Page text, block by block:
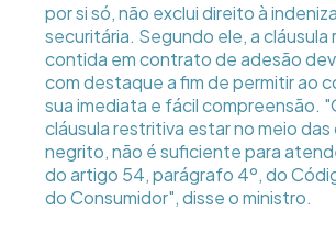
por si só, não exclui direito à
securitária. Segundo ele, a cláusula
contida em contrato de adesão
com destaque a fim de permitir ao
sua imediata e fácil compreensão.
cláusula restritiva estar no meio das
negrito, não é suficiente para
do artigo 54, parágrafo 4º, do
do Consumidor", disse o ministro.